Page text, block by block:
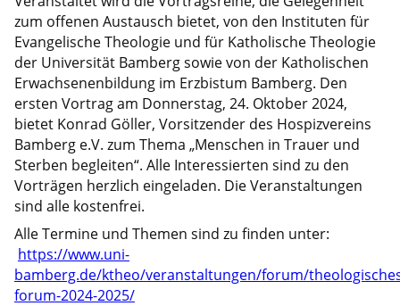
zum offenen Austausch bietet, von den Instituten für
Evangelische Theologie und für Katholische Theologie
der Universität Bamberg sowie von der Katholischen
Erwachsenenbildung im Erzbistum Bamberg. Den
ersten Vortrag am Donnerstag, 24. Oktober 2024,
bietet Konrad Göller, Vorsitzender des Hospizvereins
Bamberg e.V. zum Thema „Menschen in Trauer und
Sterben begleiten“. Alle Interessierten sind zu den
Vorträgen herzlich eingeladen. Die Veranstaltungen
sind alle kostenfrei.
Alle Termine und Themen sind zu finden unter:
https://www.uni-
bamberg.de/ktheo/veranstaltungen/forum/
forum-2024-2025/